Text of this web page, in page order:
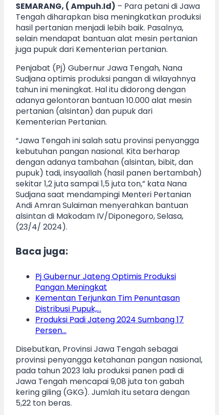
SEMARANG, ( Ampuh.Id) – Para petani di Jawa
Tengah diharapkan bisa meningkatkan produksi
hasil pertanian menjadi lebih baik. Pasalnya,
selain mendapat bantuan alat mesin pertanian
juga pupuk dari Kementerian pertanian.
Penjabat (Pj) Gubernur Jawa Tengah, Nana
Sudjana optimis produksi pangan di wilayahnya
tahun ini meningkat. Hal itu didorong dengan
adanya gelontoran bantuan 10.000 alat mesin
pertanian (alsintan) dan pupuk dari
Kementerian Pertanian.
“Jawa Tengah ini salah satu provinsi penyangga
kebutuhan pangan nasional. Kita berharap
dengan adanya tambahan (alsintan, bibit, dan
pupuk) tadi, insyaallah (hasil panen bertambah)
sekitar 1,2 juta sampai 1,5 juta ton,” kata Nana
Sudjana saat mendampingi Menteri Pertanian
Andi Amran Sulaiman menyerahkan bantuan
alsintan di Makodam IV/Diponegoro, Selasa,
(23/4/ 2024).
Baca juga:
Pj Gubernur Jateng Optimis Produksi
Pangan Meningkat
Kementan Terjunkan Tim Penuntasan
Distribusi Pupuk,…
Produksi Padi Jateng 2024 Sumbang 17
Persen…
Disebutkan, Provinsi Jawa Tengah sebagai
provinsi penyangga ketahanan pangan nasional,
pada tahun 2023 lalu produksi panen padi di
Jawa Tengah mencapai 9,08 juta ton gabah
kering giling (GKG). Jumlah itu setara dengan
5,22 ton beras.